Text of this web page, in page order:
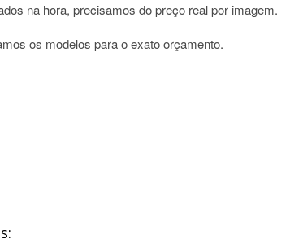
na hora, precisamos do preço real por imagem.
os modelos para o exato orçamento.